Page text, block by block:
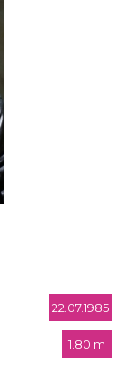
22.07.1985
1.80 m